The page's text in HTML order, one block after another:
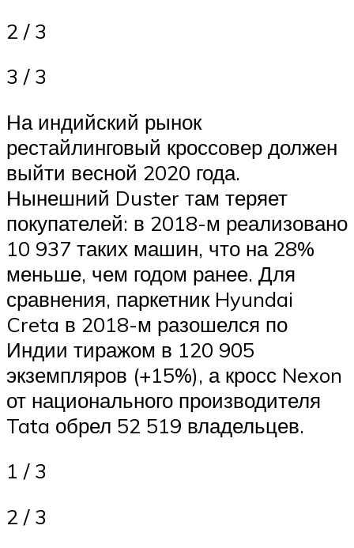
2 / 3
3 / 3
На индийский рынок
рестайлинговый кроссовер должен
выйти весной 2020 года.
Нынешний Duster там теряет
покупателей: в 2018-м реализовано
10 937 таких машин, что на 28%
меньше, чем годом ранее. Для
сравнения, паркетник Hyundai
Creta в 2018-м разошелся по
Индии тиражом в 120 905
экземпляров (+15%), а кросс Nexon
от национального производителя
Tata обрел 52 519 владельцев.
1 / 3
2 / 3